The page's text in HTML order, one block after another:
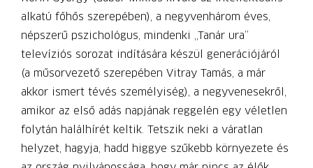
alkatú főhős szerepében), a negyvenhárom éves,
népszerű pszichológus, mindenki „Tanár ura”
televíziós sorozat indítására készül generációjáról
(a műsorvezető szerepében Vitray Tamás, a már
akkor ismert tévés személyiség), a negyvenesekről,
amikor az első adás napjának reggelén egy véletlen
folytán halálhírét keltik. Tetszik neki a váratlan
helyzet, hagyja, hadd higgye szűkebb környezete és